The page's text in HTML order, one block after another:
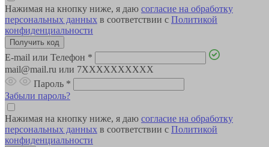
Нажимая на кнопку ниже, я даю согласие на обработку
персональных данных в соответствии с Политикой
конфиденциальности
E-mail или Телефон *
mail@mail.ru или 7XXXXXXXXXX
Пароль *
Забыли пароль?
Нажимая на кнопку ниже, я даю согласие на обработку
персональных данных в соответствии с Политикой
конфиденциальности